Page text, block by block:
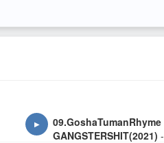
▶
09.GoshaTumanRhyme
GANGSTERSHIT(2021) -